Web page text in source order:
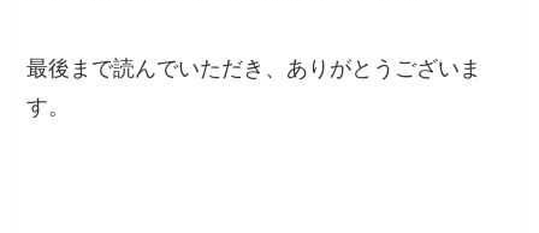
最後まで読んでいただき、ありがとうございま
す。